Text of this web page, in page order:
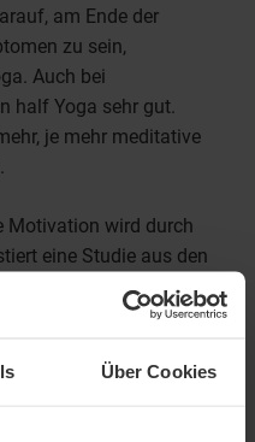
Über Cookies
am Ende der
zu sein,
Auch bei
half Yoga sehr gut.
je mehr meditative
Motivation wird durch
eine Studie aus den
der Yogapraxis
haben. Gleichzeitig
klasse!